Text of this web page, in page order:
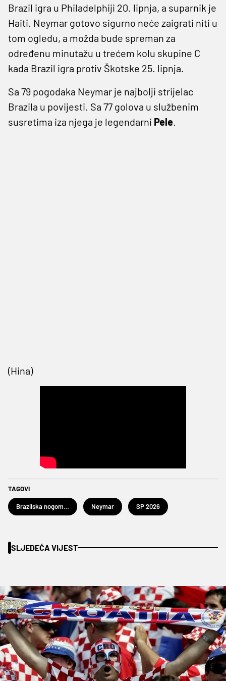
Brazil igra u Philadelphiji 20. lipnja, a suparnik je
Haiti. Neymar gotovo sigurno neće zaigrati niti u
tom ogledu, a možda bude spreman za
određenu minutažu u trećem kolu skupine C
kada Brazil igra protiv Škotske 25. lipnja.
Sa 79 pogodaka Neymar je najbolji strijelac
Brazila u povijesti. Sa 77 golova u službenim
susretima iza njega je legendarni Pele.
(Hina)
TAGOVI
Neymar SP 2026
SLJEDEĆA VIJEST